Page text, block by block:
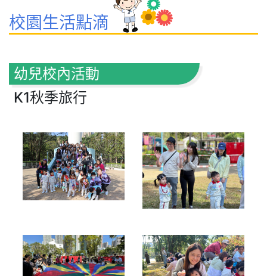
校園生活點滴
幼兒校內活動
K1秋季旅行